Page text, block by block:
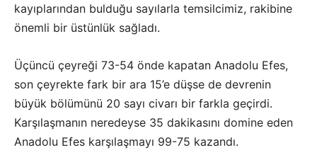
kayıplarından bulduğu sayılarla temsilcimiz, rakibine
önemli bir üstünlük sağladı.
Üçüncü çeyreği 73-54 önde kapatan Anadolu Efes,
son çeyrekte fark bir ara 15’e düşse de devrenin
büyük bölümünü 20 sayı civarı bir farkla geçirdi.
Karşılaşmanın neredeyse 35 dakikasını domine eden
Anadolu Efes karşılaşmayı 99-75 kazandı.